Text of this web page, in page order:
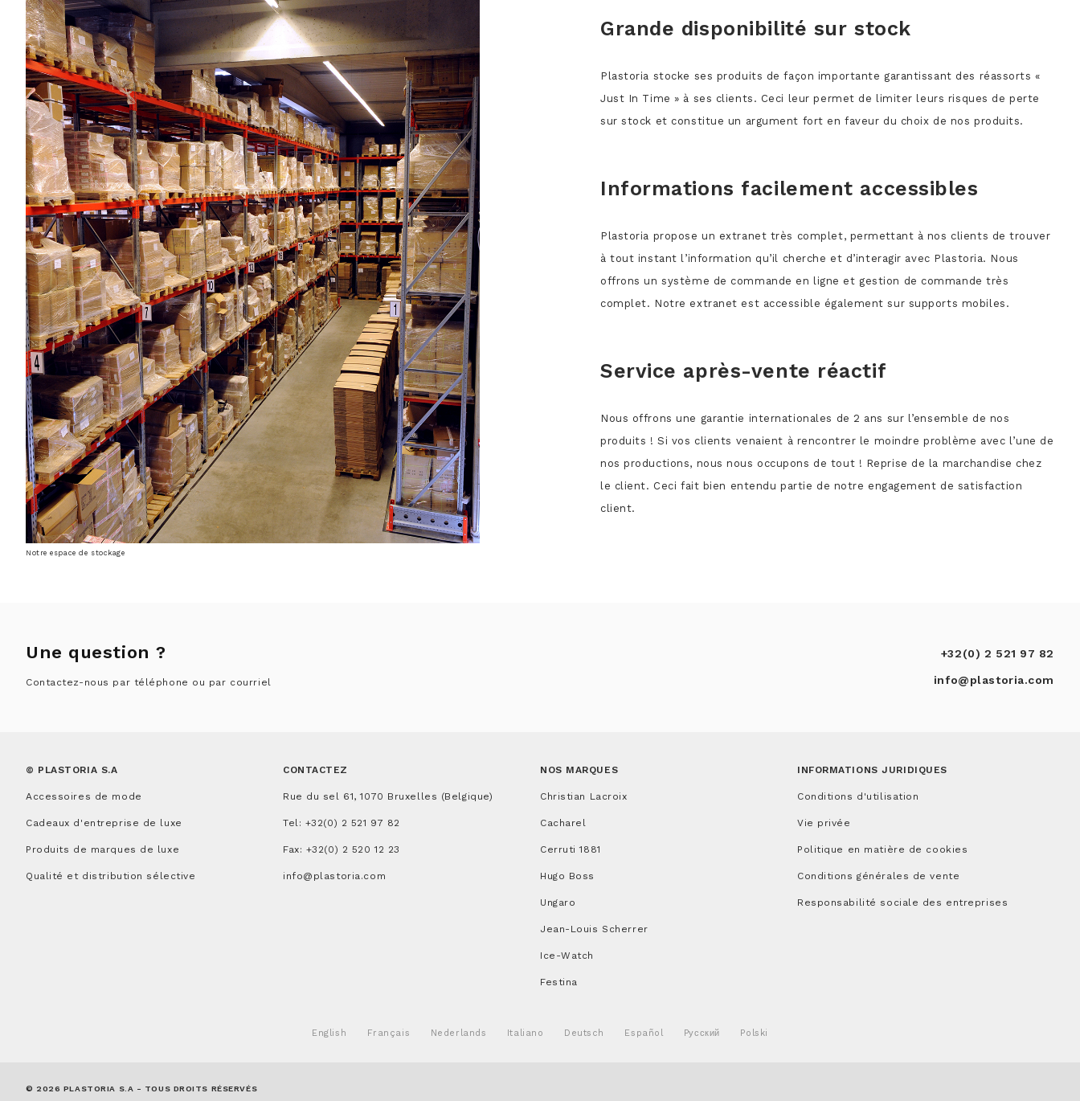
Notre espace de stockage
Grande disponibilité sur stock
Plastoria stocke ses produits de façon importante garantissant des réassorts «
Just In Time » à ses clients. Ceci leur permet de limiter leurs risques de perte
sur stock et constitue un argument fort en faveur du choix de nos produits.
Informations facilement accessibles
Plastoria propose un extranet très complet, permettant à nos clients de trouver
à tout instant l’information qu’il cherche et d’interagir avec Plastoria. Nous
offrons un système de commande en ligne et gestion de commande très
complet. Notre extranet est accessible également sur supports mobiles.
Service après-vente réactif
Nous offrons une garantie internationales de 2 ans sur l’ensemble de nos
produits ! Si vos clients venaient à rencontrer le moindre problème avec l’une de
nos productions, nous nous occupons de tout ! Reprise de la marchandise chez
le client. Ceci fait bien entendu partie de notre engagement de satisfaction
client.
Une question ?
Contactez-nous par téléphone ou par courriel
+32(0) 2 521 97 82
info@plastoria.com
© PLASTORIA S.A
Accessoires de mode
Cadeaux d'entreprise de luxe
Produits de marques de luxe
Qualité et distribution sélective
CONTACTEZ
Rue du sel 61, 1070 Bruxelles (Belgique)
Tel: +32(0) 2 521 97 82
Fax: +32(0) 2 520 12 23
info@plastoria.com
NOS MARQUES
Christian Lacroix
Cacharel
Cerruti 1881
Hugo Boss
Ungaro
Jean-Louis Scherrer
Ice-Watch
Festina
INFORMATIONS JURIDIQUES
Conditions d'utilisation
Vie privée
Politique en matière de cookies
Conditions générales de vente
Responsabilité sociale des entreprises
English Français Nederlands Italiano Deutsch Español Pусский Polski
© 2026 PLASTORIA S.A - TOUS DROITS RÉSERVÉS